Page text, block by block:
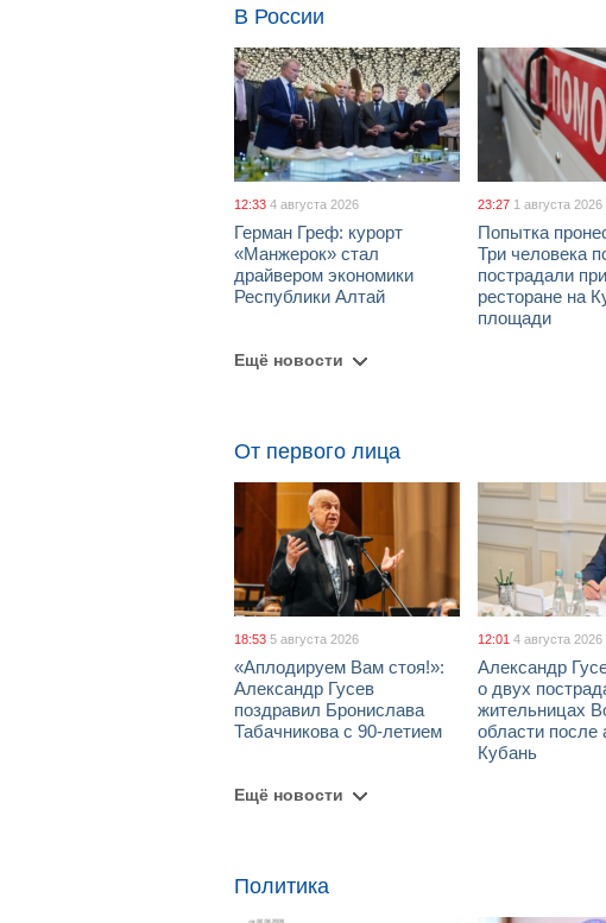
В России
12:33 4 августа 2026
Герман Греф: курорт
«Манжерок» стал
драйвером экономики
Республики Алтай
23:27 1 августа 2026
Попытка
Три человека
пострадали
ресторане на
площади
Ещё новости
От первого лица
18:53 5 августа 2026
«Аплодируем Вам стоя!»:
Александр Гусев
поздравил Бронислава
Табачникова с 90-летием
12:01 4 августа 2026
Александр
о двух
жительницах
области после
Кубань
Ещё новости
Политика